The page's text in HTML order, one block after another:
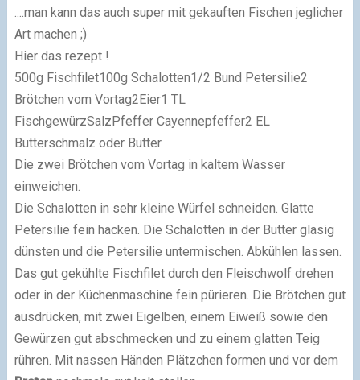
....man kann das auch super mit gekauften Fischen jeglicher
Art machen ;)
Hier das rezept !
500g Fischfilet100g Schalotten1/2 Bund Petersilie2
Brötchen vom Vortag2Eier1 TL
FischgewürzSalzPfeffer Cayennepfeffer2 EL
Butterschmalz oder Butter
Die zwei Brötchen vom Vortag in kaltem Wasser
einweichen.
Die Schalotten in sehr kleine Würfel schneiden. Glatte
Petersilie fein hacken. Die Schalotten in der Butter glasig
dünsten und die Petersilie untermischen. Abkühlen lassen.
Das gut gekühlte Fischfilet durch den Fleischwolf drehen
oder in der Küchenmaschine fein pürieren. Die Brötchen gut
ausdrücken, mit zwei Eigelben, einem Eiweiß sowie den
Gewürzen gut abschmecken und zu einem glatten Teig
rühren. Mit nassen Händen Plätzchen formen und vor dem